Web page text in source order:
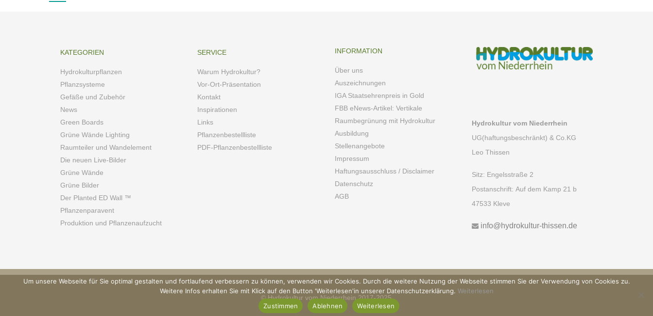
KATEGORIEN
Hydrokulturpflanzen
Pflanzsysteme
Gefäße und Zubehör
News
Green Boards
Grüne Wände Lighting
Raumteiler und Wandelement
Die neuen Live-Bilder
Grüne Wände
Grüne Bilder
Der Planted ED Wall ™
Pflanzenparavent
Produktion und Pflanzenaufzucht
SERVICE
Warum Hydrokultur?
Vor-Ort-Präsentation
Kontakt
Inspirationen
Links
Pflanzenbestellliste
PDF-Pflanzenbestellliste
INFORMATION
Über uns
Auszeichnungen
IGA Staatsehrenpreis in Gold
FBB eNews-Artikel: Vertikale
Raumbegrünung mit Hydrokultur
Ausbildung
Stellenangebote
Impressum
Haftungsausschluss / Disclaimer
Datenschutz
AGB
Hydrokultur vom Niederrhein
UG(haftungsbeschränkt) & Co.KG
Leo Thissen
Sitz: Engelsstraße 2
Postanschrift: Auf dem Kamp 21 b
47533 Kleve
info@hydrokultur-thissen.de
© Hydrokultur vom Niederrhein 2017-2025
Um unsere Webseite für Sie optimal gestalten und fortlaufend verbessern zu können, verwenden wir Cookies. Durch die weitere Nutzung der Webseite stimmen Sie der Verwendung von Cookies zu.
Weitere Infos erhalten Sie mit Klick auf den Button 'Weiterlesen'in unserer Datenschutzerklärung. Weiterlesen
Zustimmen
Ablehnen Weiterlesen